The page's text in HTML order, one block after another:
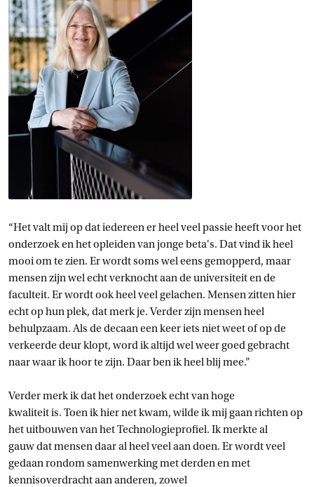
“Het valt mij op dat iedereen er heel veel passie heeft voor het
onderzoek en het opleiden van jonge beta's. Dat vind ik heel
mooi om te zien. Er wordt soms wel eens gemopperd, maar
mensen zijn wel echt verknocht aan de universiteit en de
faculteit. Er wordt ook heel veel gelachen. Mensen zitten hier
echt op hun plek, dat merk je. Verder zijn mensen heel
behulpzaam. Als de decaan een keer iets niet weet of op de
verkeerde deur klopt, word ik altijd wel weer goed gebracht
naar waar ik hoor te zijn. Daar ben ik heel blij mee.”
Verder merk ik dat het onderzoek echt van hoge
kwaliteit is. Toen ik hier net kwam, wilde ik mij gaan richten op
het uitbouwen van het Technologieprofiel. Ik merkte al
gauw dat mensen daar al heel veel aan doen. Er wordt veel
gedaan rondom samenwerking met derden en met
kennisoverdracht aan anderen, zowel